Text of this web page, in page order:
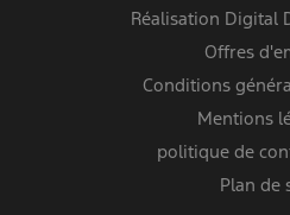
Réalisation Digital
Offres
Conditions
Mentions
politique de
Plan de